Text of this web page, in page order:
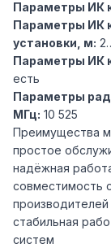
Параметры ИК
Параметры ИК
установки, м:
Параметры ИК
есть
Параметры
МГц: 10 525
Преимущества
простое
надёжная
совместимость
производителей
стабильная
систем